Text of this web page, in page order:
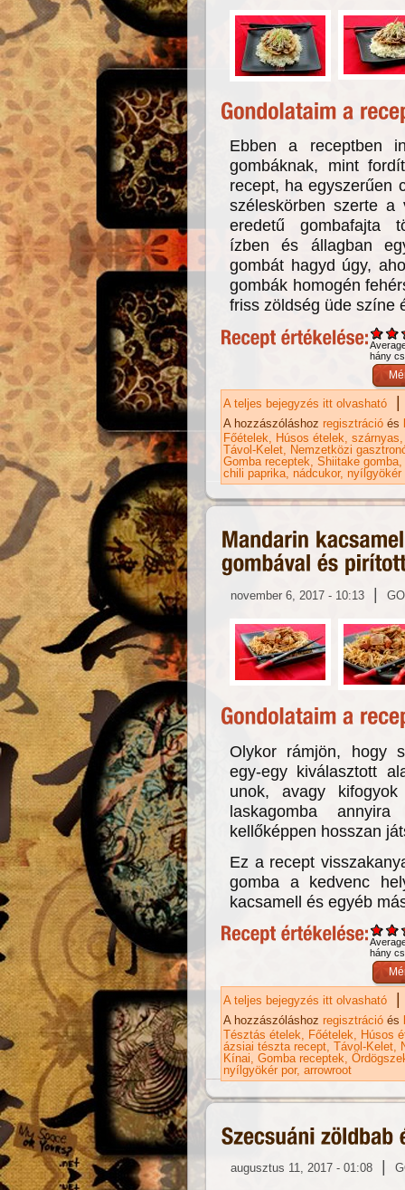
Ebben a receptben
gombáknak, mint
recept, ha egyszerűen
széleskörben szerte
eredetű gombafajta
ízben és állagban
gombát hagyd úgy,
gombák homogén
friss zöldség üde színe
hány
A teljes bejegyzés itt olvasható |
A hozzászóláshoz regisztráció és
Főételek
Húsos ételek szárnyas
Távol-Kelet
Nemzetközi
Gomba receptek Shiitake gomba
chili paprika nádcukor nyílgyökér
november 6, 2017 - 10:13 |
Olykor rámjön, hogy
egy-egy kiválasztott
unok, avagy
laskagomba
kellőképpen hosszan
Ez a recept
gomba a kedvenc
kacsamell és egyéb
hány
A teljes bejegyzés itt olvasható |
A hozzászóláshoz regisztráció és
Tésztás ételek
Főételek
Húsos
ázsiai tészta recept Távol-Kelet
Kínai Gomba receptek
nyílgyökér por arrowroot
augusztus 11, 2017 - 01:08 |